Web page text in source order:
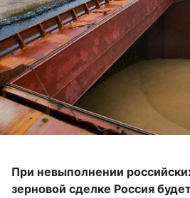
При невыполнении
зерновой сделке Россия